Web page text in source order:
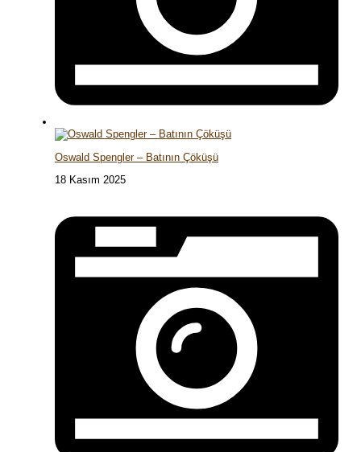
Oswald Spengler – Batının Çöküşü
18 Kasım 2025